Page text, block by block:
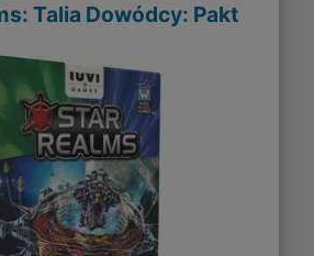
Talia Dowódcy: Pakt